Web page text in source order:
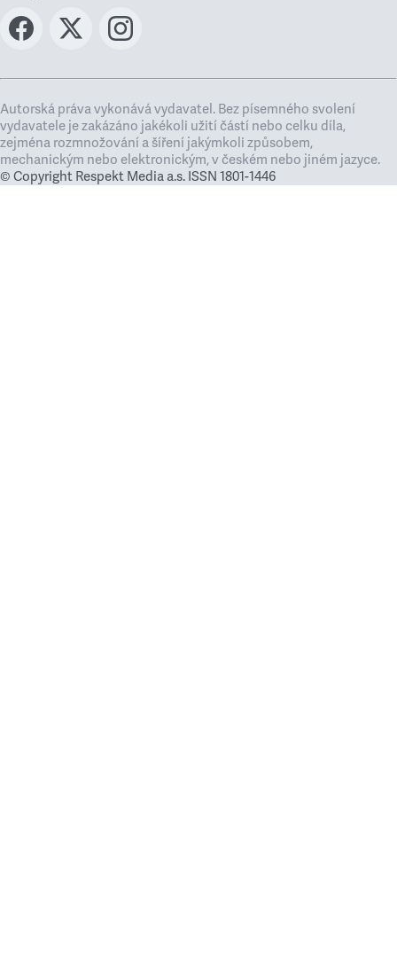
Autorská práva vykonává vydavatel. Bez písemného svolení
vydavatele je zakázáno jakékoli užití částí nebo celku díla,
zejména rozmnožování a šíření jakýmkoli způsobem,
mechanickým nebo elektronickým, v českém nebo jiném jazyce.
© Copyright Respekt Media a.s. ISSN 1801-1446